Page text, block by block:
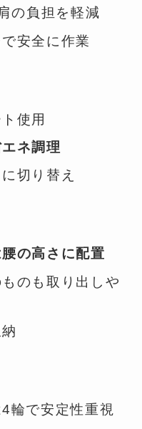
の負担を軽減
安全に作業
使用
ネ調理
切り替え
の高さに配置
のも取り出しや
輪で安定性重視